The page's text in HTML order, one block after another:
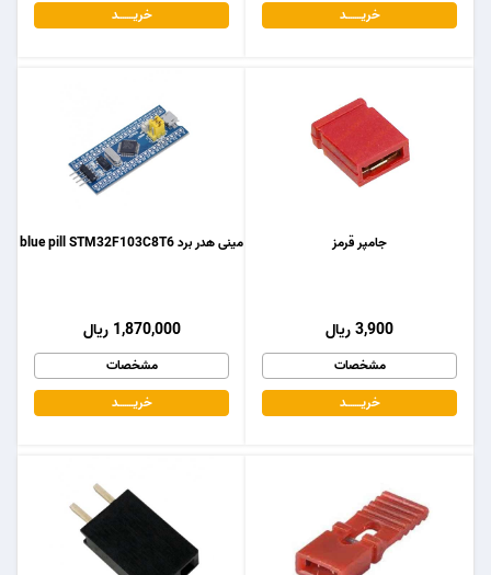
خریـــــــد خریـــــــد
مینی هدر برد blue pill STM32F103C8T6
1,870,000 ریال
مشخصات
خریـــــــد
جامپر قرمز
3,900 ریال
مشخصات
خریـــــــد